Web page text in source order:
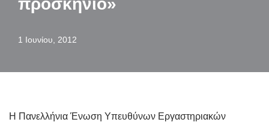
προσκήνιο»
1 Ιουνίου, 2012
Η Πανελλήνια Ένωση Υπευθύνων Εργαστηριακών